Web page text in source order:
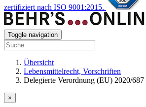
zertifiziert nach ISO 9001:2015.
Toggle navigation
Übersicht
Lebensmittelrecht, Vorschriften
Delegierte Verordnung (EU) 2020/687
×